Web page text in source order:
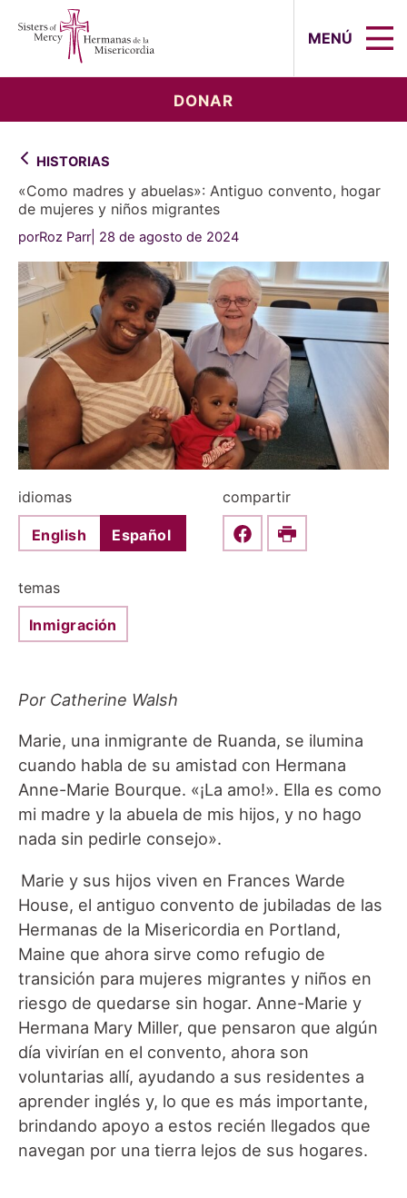
MENÚ
DONAR
HISTORIAS
«Como madres y abuelas»: Antiguo convento, hogar
de mujeres y niños migrantes
porRoz Parr 28 de agosto de 2024
idiomas
English Español
compartir
Share this on Facebook
Print
temas
Inmigración
Por Catherine Walsh
Marie, una inmigrante de Ruanda, se ilumina
cuando habla de su amistad con Hermana
Anne-Marie Bourque. «¡La amo!». Ella es como
mi madre y la abuela de mis hijos, y no hago
nada sin pedirle consejo».
Marie y sus hijos viven en Frances Warde
House, el antiguo convento de jubiladas de las
Hermanas de la Misericordia en Portland,
Maine que ahora sirve como refugio de
transición para mujeres migrantes y niños en
riesgo de quedarse sin hogar. Anne-Marie y
Hermana Mary Miller, que pensaron que algún
día vivirían en el convento, ahora son
voluntarias allí, ayudando a sus residentes a
aprender inglés y, lo que es más importante,
brindando apoyo a estos recién llegados que
navegan por una tierra lejos de sus hogares.